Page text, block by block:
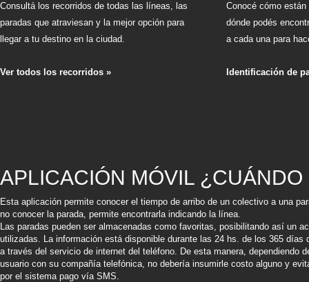
Consultá los recorridos de todas las líneas, las
paradas que atraviesan y la mejor opción para
llegar a tu destino en la ciudad.
Ver todos los recorridos »
Conocé cómo
dónde podés
a cada una para
Identificación de
APLICACIÓN MÓVIL ¿CUÁNDO
Esta aplicación permite conocer el tiempo de arribo de un colectivo a una
no conocer la parada, permite encontrarla indicando la línea.
Las paradas pueden ser almacenadas como favoritas, posibilitando así un
utilizadas. La información está disponible durante las 24 hs. de los 365 días
a través del servicio de internet del teléfono. De esta manera, dependiendo
usuario con su compañía telefónica, no debería insumirle costo alguno y
por el sistema pago vía SMS.